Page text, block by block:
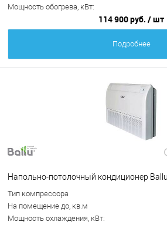
Мощность обогрева, кВт:
114 900 руб. / шт
Подробнее
Напольно-потолочный кондиционер
Тип компрессора
На помещение до, кв.м
Мощность охлаждения, кВт: